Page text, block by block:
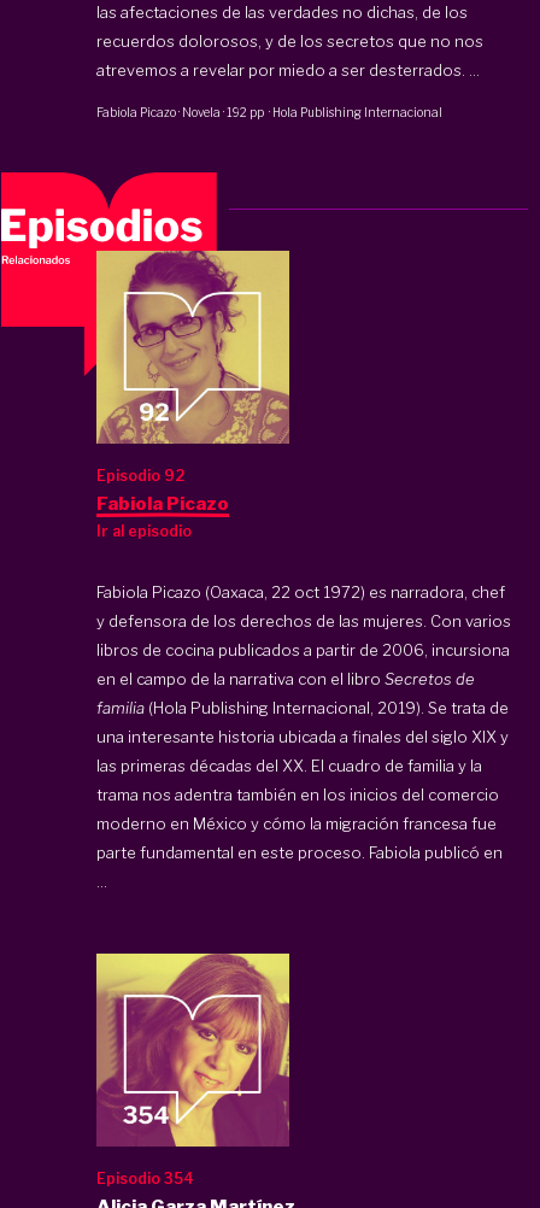
las afectaciones de las verdades no dichas, de los
recuerdos dolorosos, y de los secretos que no nos
atrevemos a revelar por miedo a ser desterrados. ...
Fabiola Picazo· Novela ·192 pp · Hola Publishing Internacional
Episodio 92
Fabiola Picazo
Ir al episodio
Fabiola Picazo (Oaxaca, 22 oct 1972) es narradora, chef
y defensora de los derechos de las mujeres. Con varios
libros de cocina publicados a partir de 2006, incursiona
en el campo de la narrativa con el libro Secretos de
familia (Hola Publishing Internacional, 2019). Se trata de
una interesante historia ubicada a finales del siglo XIX y
las primeras décadas del XX. El cuadro de familia y la
trama nos adentra también en los inicios del comercio
moderno en México y cómo la migración francesa fue
parte fundamental en este proceso. Fabiola publicó en
...
Episodio 354